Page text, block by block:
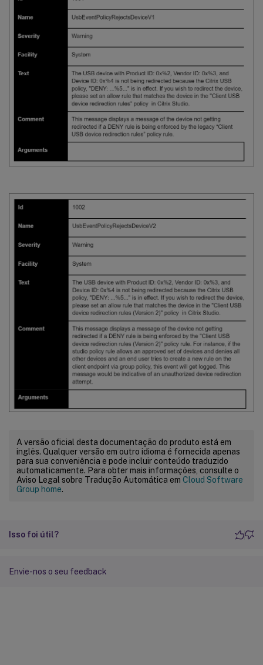
A versão oficial desta documentação do produto está em
inglês. Qualquer versão em outro idioma é fornecida apenas
para sua conveniência e pode incluir conteúdo traduzido
automaticamente. Para obter mais informações, consulte o
Aviso Legal sobre Tradução Automática em Cloud Software
Group home.
Isso foi útil?
Envie-nos o seu feedback